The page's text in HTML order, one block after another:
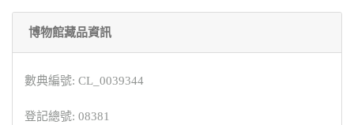
博物館藏品資訊
數典編號: CL_0039344
登記總號: 08381